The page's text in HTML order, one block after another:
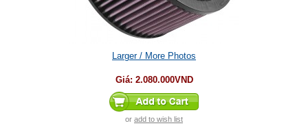
Larger / More Photos
Giá: 2.080.000VND
or add to wish list